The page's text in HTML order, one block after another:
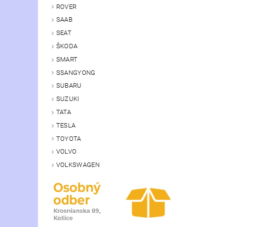
ROVER
SAAB
SEAT
ŠKODA
SMART
SSANGYONG
SUBARU
SUZUKI
TATA
TESLA
TOYOTA
VOLVO
VOLKSWAGEN